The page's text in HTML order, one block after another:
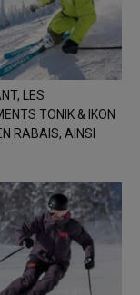
LES
TONIK & IKON
RABAIS, AINSI